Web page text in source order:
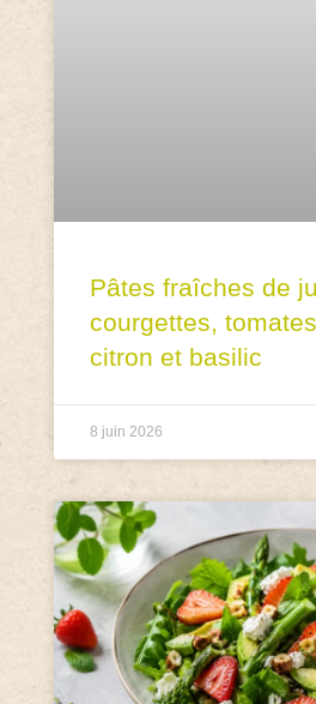
Pâtes fraîches de
courgettes,
citron et basilic
8 juin 2026